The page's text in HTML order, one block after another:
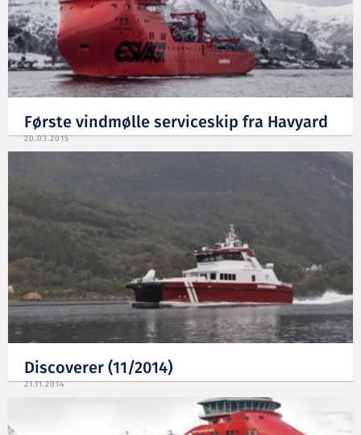
Første vindmølle serviceskip fra Havyard
20.03.2015
Discoverer (11/2014)
21.11.2014